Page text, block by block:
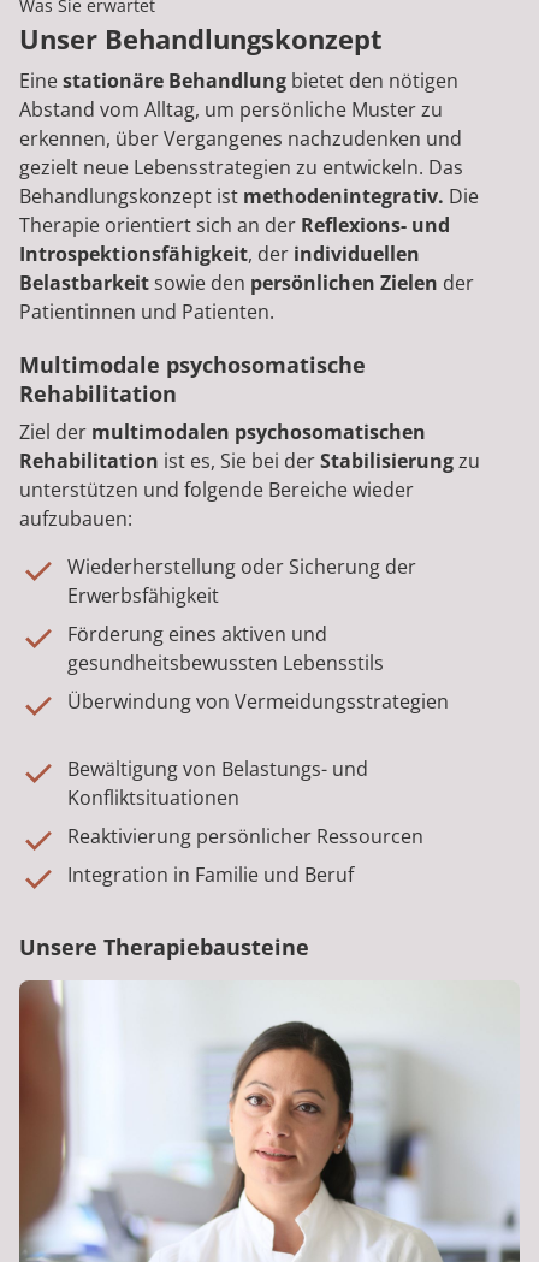
Was Sie erwartet
Unser Behandlungskonzept
Einestationäre Behandlung bietet den nötigen
Abstand vom Alltag, um persönliche Muster zu
erkennen, über Vergangenes nachzudenken und
gezielt neue Lebensstrategien zu entwickeln. Das
Behandlungskonzept ist methodenintegrativ. Die
Therapie orientiert sich an der Reflexions- und
Introspektionsfähigkeit, der individuellen
Belastbarkeitsowie den persönlichen Zielen der
Patientinnen und Patienten.
Multimodale psychosomatische
Rehabilitation
Ziel der multimodalen psychosomatischen
Rehabilitation ist es, Sie bei derStabilisierungzu
unterstützen und folgende Bereiche wieder
aufzubauen:
Wiederherstellung oder Sicherung der
Erwerbsfähigkeit
Förderung eines aktiven und
gesundheitsbewussten Lebensstils
Überwindung von Vermeidungsstrategien
Bewältigung von Belastungs- und
Konfliktsituationen
Reaktivierung persönlicher Ressourcen
Integration in Familie und Beruf
Unsere Therapiebausteine